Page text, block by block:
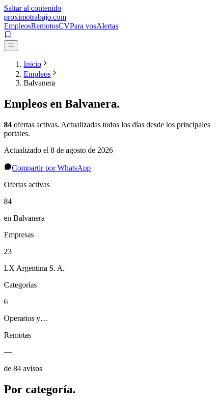
Saltar al contenido
proximotrabajo.com
EmpleosRemotosCVPara vosAlertas
Inicio
Empleos
Balvanera
Empleos en Balvanera.
84 ofertas activas. Actualizadas todos los días desde los principales
portales.
Actualizado el 8 de agosto de 2026
Compartir por WhatsApp
Ofertas activas
84
en Balvanera
Empresas
23
LX Argentina S. A.
Categorías
6
Operarios y…
Remotas
—
de 84 avisos
Por categoría.